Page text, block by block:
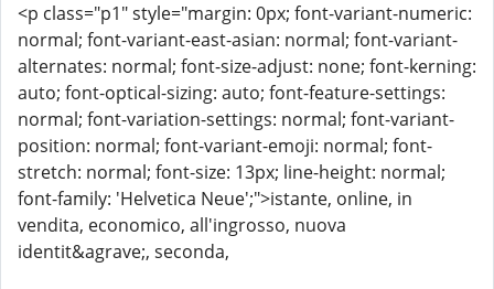
<p class="p1" style="margin: 0px; font-variant-numeric:
normal; font-variant-east-asian: normal; font-variant-
alternates: normal; font-size-adjust: none; font-kerning:
auto; font-optical-sizing: auto; font-feature-settings:
normal; font-variation-settings: normal; font-variant-
position: normal; font-variant-emoji: normal; font-
stretch: normal; font-size: 13px; line-height: normal;
font-family: 'Helvetica Neue';">istante, online, in
vendita, economico, all'ingrosso, nuova
identit&agrave;, seconda,